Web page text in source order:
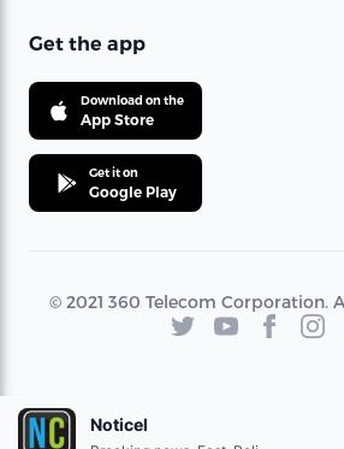
Get the app
Download on the
App Store
Get it on
Google Play
© 2021 360 Telecom Corporation.
Noticel